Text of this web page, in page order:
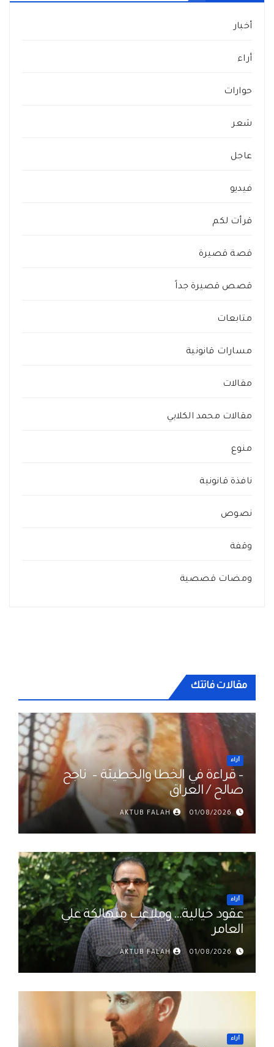
أخبار
أراء
حوارات
شعر
عاجل
فيديو
قرأت لكم
قصة قصيرة
قصص قصيرة جداً
متابعات
مسارات قانونية
مقالات
مقالات محمد الكلابي
منوع
نافذة قانونية
نصوص
وقفة
ومضات قصصية
مقالات فاتتك
أراء
– قراءة في الخطأ والخطيئة – ناجح
صالح / العراق
01/08/2026
AKTUB FALAH
أراء
عقود خيالية… وملاعب متهالكة علي
العامر
01/08/2026
AKTUB FALAH
أراء